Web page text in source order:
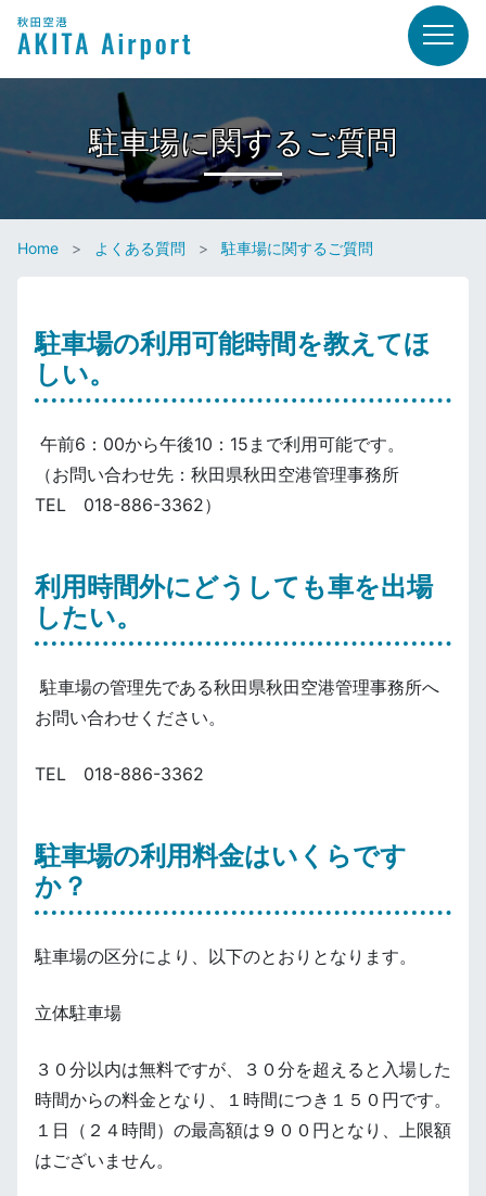
駐車場に関するご質問
Home よくある質問 駐車場に関するご質問
駐車場の利用可能時間を教えてほ
しい。
午前6：00から午後10：15まで利用可能です。
（お問い合わせ先：秋田県秋田空港管理事務所
TEL 018-886-3362）
利用時間外にどうしても車を出場
したい。
駐車場の管理先である秋田県秋田空港管理事務所へ
お問い合わせください。
TEL 018-886-3362
駐車場の利用料金はいくらです
か？
駐車場の区分により、以下のとおりとなります。
立体駐車場
３０分以内は無料ですが、３０分を超えると入場した
時間からの料金となり、１時間につき１５０円です。
１日（２４時間）の最高額は９００円となり、上限額
はございません。